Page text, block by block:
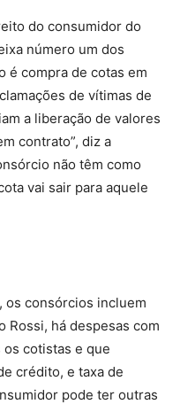
do consumidor do
número um dos
é compra de cotas em
de vítimas de
a liberação de valores
contrato”, diz a
não têm como
vai sair para aquele
os consórcios incluem
Rossi, há despesas com
cotistas e que
crédito, e taxa de
pode ter outras